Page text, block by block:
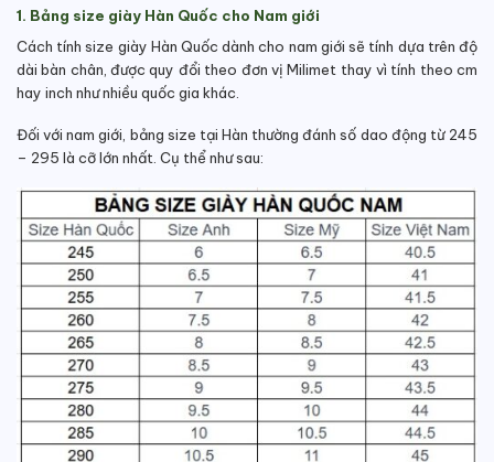
1. Bảng size giày Hàn Quốc cho Nam giới
Cách tính size giày Hàn Quốc dành cho nam giới sẽ tính dựa trên độ
dài bàn chân, được quy đổi theo đơn vị Milimet thay vì tính theo cm
hay inch như nhiều quốc gia khác.
Đối với nam giới, bảng size tại Hàn thường đánh số dao động từ 245
– 295 là cỡ lớn nhất. Cụ thể như sau: